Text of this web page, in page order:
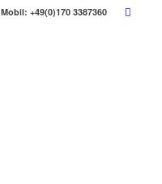
Mobil: +49(0)170 3387360